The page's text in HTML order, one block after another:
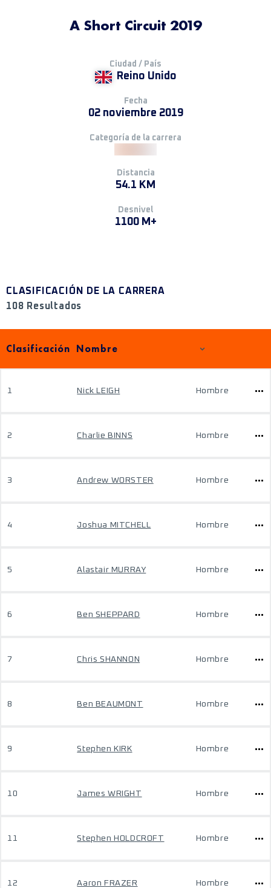
A Short Circuit 2019
Ciudad / País
Reino Unido
Fecha
02 noviembre 2019
Categoría de la carrera
Distancia
54.1 KM
Desnivel
1100 M+
CLASIFICACIÓN DE LA CARRERA
108 Resultados
Clasificación Nombre
1 Nick LEIGH Hombre
2 Charlie BINNS Hombre
3 Andrew WORSTER Hombre
4 Joshua MITCHELL Hombre
5 Alastair MURRAY Hombre
6 Ben SHEPPARD Hombre
7 Chris SHANNON Hombre
8 Ben BEAUMONT Hombre
9 Stephen KIRK Hombre
10 James WRIGHT Hombre
11 Stephen HOLDCROFT Hombre
12 Aaron FRAZER Hombre